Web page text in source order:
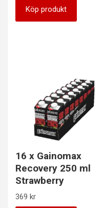
priset
var:
priset
är:
Köp produkt
16 x Gainomax
Recovery 250 ml
Strawberry
369 kr